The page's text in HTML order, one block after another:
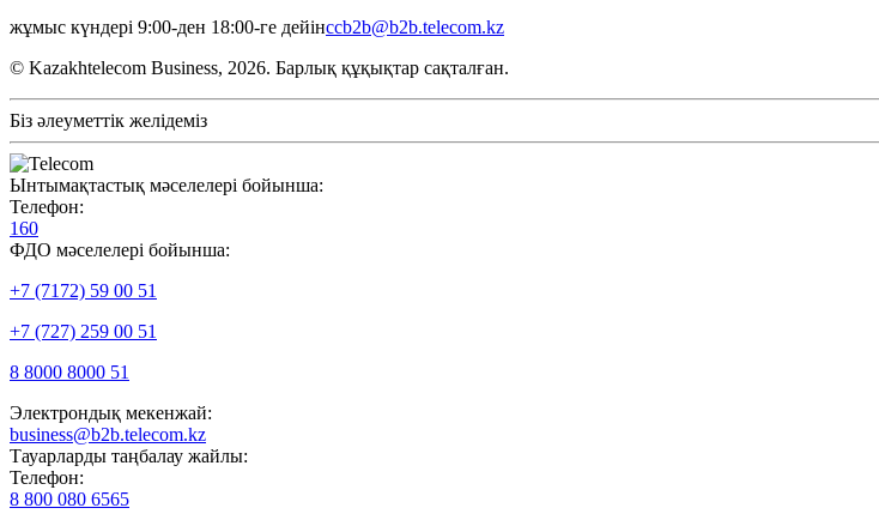
жұмыс күндері 9:00-ден 18:00-ге дейінccb2b@b2b.telecom.kz
© Kazakhtelecom Business, 2026. Барлық құқықтар сақталған.
Біз әлеуметтік желідеміз
Ынтымақтастық мәселелері бойынша:
Телефон:
160
ФДО мәселелері бойынша:
+7 (7172) 59 00 51
+7 (727) 259 00 51
8 8000 8000 51
Электрондық мекенжай:
business@b2b.telecom.kz
Тауарларды таңбалау жайлы:
Телефон:
8 800 080 6565